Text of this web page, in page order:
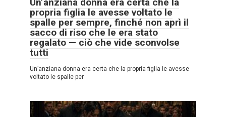
propria figlia le avesse voltato le
spalle per sempre, finché non aprì il
sacco di riso che le era stato
regalato — ciò che vide sconvolse
tutti
Un’anziana donna era certa che la propria figlia le avesse
voltato le spalle per